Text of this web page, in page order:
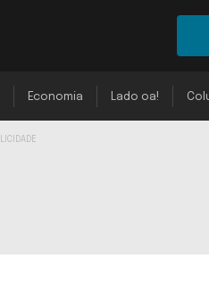
Economia Lado oa!